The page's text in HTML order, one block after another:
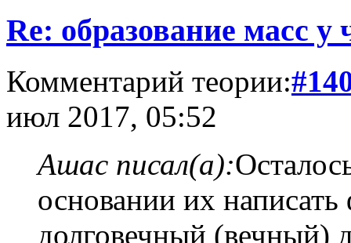
Re: образование масс у
Комментарий теории:
июл 2017, 05:52
Ашас писал(а):
основании их
долговечный (вечный)